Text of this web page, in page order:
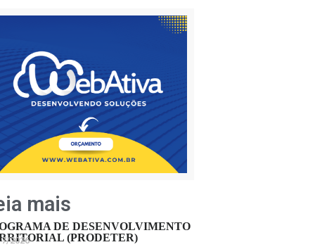
mais
DE DESENVOLVIMENTO
(PRODETER)
2026